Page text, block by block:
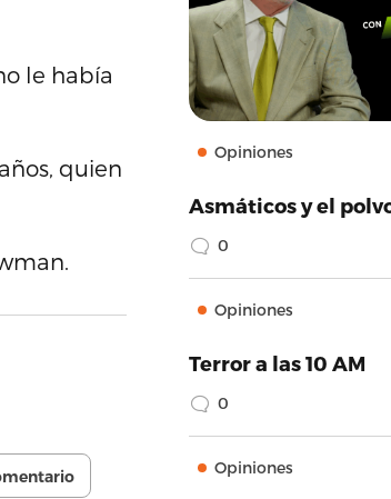
le había
quien
Opiniones
Asmáticos y el
0
Opiniones
Terror a las 10 AM
0
Opiniones